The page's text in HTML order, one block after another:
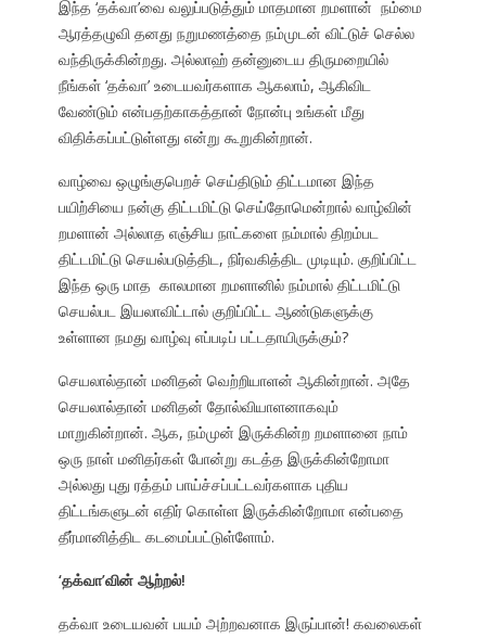
இந்த ‘தக்வா’வை வலுப்படுத்தும் மாதமான றமளான் நம்மை
ஆரத்தழுவி தனது நறுமணத்தை நம்முடன் விட்டுச் செல்ல
வந்திருக்கின்றது. அல்லாஹ் தன்னுடைய திருமறையில்
நீங்கள் ‘தக்வா’ உடையவர்களாக ஆகலாம், ஆகிவிட
வேண்டும் என்பதற்காகத்தான் நோன்பு உங்கள் மீது
விதிக்கப்பட்டுள்ளது என்று கூறுகின்றான்.
வாழ்வை ஒழுங்குபெறச் செய்திடும் திட்டமான இந்த
பயிற்சியை நன்கு திட்டமிட்டு செய்தோமென்றால் வாழ்வின்
றமளான் அல்லாத எஞ்சிய நாட்களை நம்மால் திறம்பட
திட்டமிட்டு செயல்படுத்திட, நிர்வகித்திட முடியும். குறிப்பிட்ட
இந்த ஒரு மாத காலமான றமளானில் நம்மால் திட்டமிட்டு
செயல்பட இயலாவிட்டால் குறிப்பிட்ட ஆண்டுகளுக்கு
உள்ளான நமது வாழ்வு எப்படிப் பட்டதாயிருக்கும்?
செயலால்தான் மனிதன் வெற்றியாளன் ஆகின்றான். அதே
செயலால்தான் மனிதன் தோல்வியாளனாகவும்
மாறுகின்றான். ஆக, நம்முன் இருக்கின்ற றமளானை நாம்
ஒரு நாள் மனிதர்கள் போன்று கடத்த இருக்கின்றோமா
அல்லது புது ரத்தம் பாய்ச்சப்பட்டவர்களாக புதிய
திட்டங்களுடன் எதிர் கொள்ள இருக்கின்றோமா என்பதை
தீர்மானித்திட கடமைப்பட்டுள்ளோம்.
‘தக்வா’வின் ஆற்றல்!
தக்வா உடையவன் பயம் அற்றவனாக இருப்பான்! கவலைகள்